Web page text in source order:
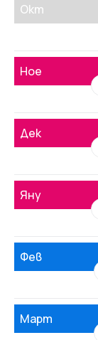
Окт
Ное
Дек
Яну
Фев
Март